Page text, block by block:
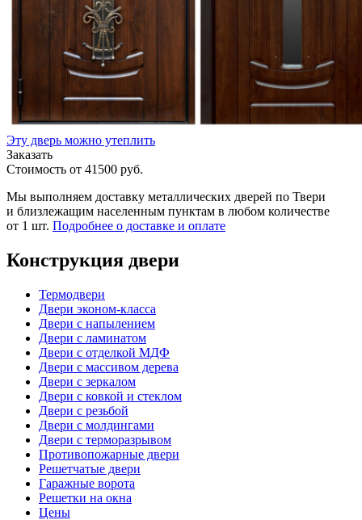
Эту дверь можно утеплить
Заказать
Стоимость от 41500 руб.
Мы выполняем доставку металлических дверей по Твери
и близлежащим населенным пунктам в любом количестве
от 1 шт. Подробнее о доставке и оплате
Конструкция двери
Термодвери
Двери эконом-класса
Двери с напылением
Двери с ламинатом
Двери с отделкой МДФ
Двери с массивом дерева
Двери с зеркалом
Двери с ковкой и стеклом
Двери с резьбой
Двери с молдингами
Двери с терморазрывом
Противопожарные двери
Решетчатые двери
Гаражные ворота
Решетки на окна
Цены